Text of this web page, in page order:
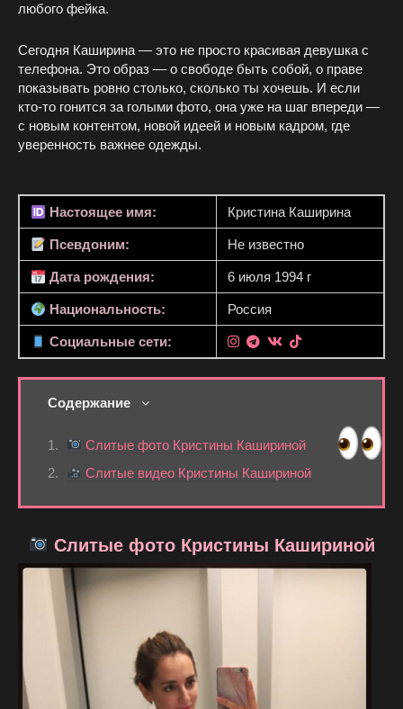
любого фейка.
Сегодня Каширина — это не просто красивая девушка с
телефона. Это образ — о свободе быть собой, о праве
показывать ровно столько, сколько ты хочешь. И если
кто-то гонится за голыми фото, она уже на шаг впереди —
с новым контентом, новой идеей и новым кадром, где
уверенность важнее одежды.
Настоящее имя: Кристина Каширина
Псевдоним: Не известно
Дата рождения: 6 июля 1994 г
Национальность: Россия
Социальные сети:
Содержание
Слитые фото Кристины Кашириной
Слитые видео Кристины Кашириной
Слитые фото Кристины Кашириной